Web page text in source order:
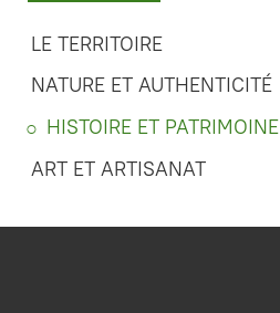
LE TERRITOIRE
NATURE ET AUTHENTICITÉ
HISTOIRE ET PATRIMOINE
ART ET ARTISANAT